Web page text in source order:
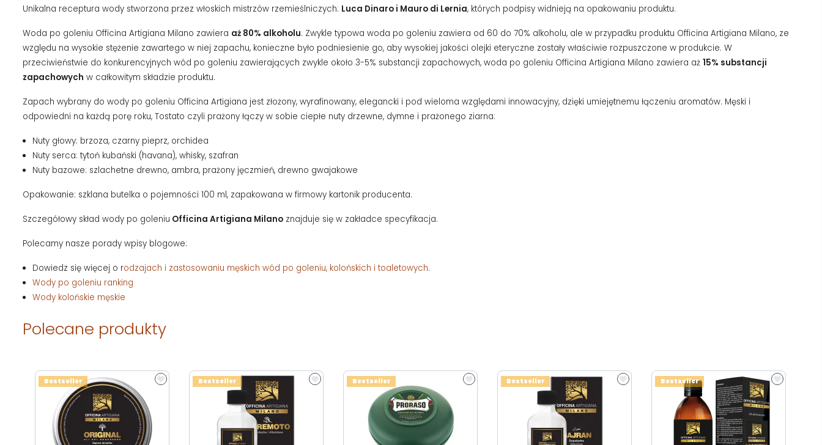
Unikalna receptura wody stworzona przez włoskich mistrzów rzemieślniczych: Luca Dinaro i Mauro di Lernia, których podpisy widnieją na opakowaniu produktu.
Woda po goleniu Officina Artigiana Milano zawiera aż 80% alkoholu. Zwykle typowa woda po goleniu zawiera od 60 do 70% alkoholu, ale w przypadku produktu Officina Artigiana Milano, ze
względu na wysokie stężenie zawartego w niej zapachu, konieczne było podniesienie go, aby wysokiej jakości olejki eteryczne zostały właściwie rozpuszczone w produkcie. W
przeciwieństwie do konkurencyjnych wód po goleniu zawierających zwykle około 3-5% substancji zapachowych, woda po goleniu Officina Artigiana Milano zawiera aż 15% substancji
zapachowych w całkowitym składzie produktu.
Zapach wybrany do wody po goleniu Officina Artigiana jest złożony, wyrafinowany, elegancki i pod wieloma względami innowacyjny, dzięki umiejętnemu łączeniu aromatów. Męski i
odpowiedni na każdą porę roku, Tostato czyli prażony łączy w sobie ciepłe nuty drzewne, dymne i prażonego ziarna:
Nuty głowy: brzoza, czarny pieprz, orchidea
Nuty serca: tytoń kubański (havana), whisky, szafran
Nuty bazowe: szlachetne drewno, ambra, prażony jęczmień, drewno gwajakowe
Opakowanie: szklana butelka o pojemności 100 ml, zapakowana w firmowy kartonik producenta.
Szczegółowy skład wody po goleniu Officina Artigiana Milano znajduje się w zakładce specyfikacja.
Polecamy nasze porady wpisy blogowe:
Dowiedz się więcej o rodzajach i zastosowaniu męskich wód po goleniu, kolońskich i toaletowych.
Wody po goleniu ranking
Wody kolońskie męskie
Polecane produkty
Bestseller Bestseller Bestseller Bestseller Bestseller